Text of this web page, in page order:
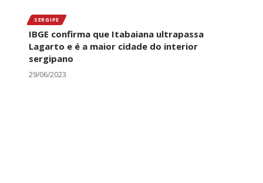
SERGIPE
IBGE confirma que Itabaiana ultrapassa
Lagarto e é a maior cidade do interior
sergipano
29/06/2023